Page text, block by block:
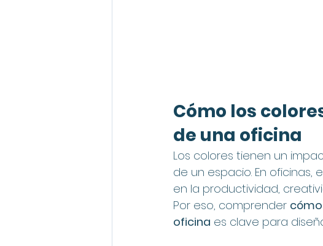
Cómo los
de una oficina
Los colores tienen un
de un espacio. En
en la productividad,
Por eso, comprender
oficina es clave para